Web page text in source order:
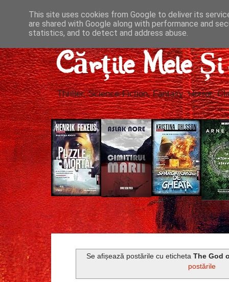
Cărțile Mele
Thriller, Science-Fiction, Fantasy, Horror,
Se afișează postările cu etichetaThe God
postările
This site uses cookies from Google to deliver its
are shared with Google along with performance and
statistics, and to detect and address abuse.